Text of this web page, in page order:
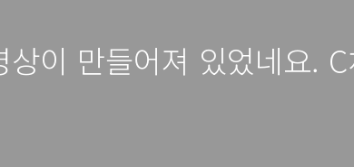
이 만들어져 있었네요.